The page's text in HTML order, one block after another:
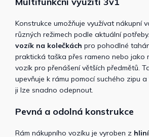
Konstrukce umožňuje využívat nákupní
různých režimech podle aktuální
vozík na kolečkách pro pohodlné
praktická taška přes rameno nebo jako
vozík pro přenášení větších předmětů.
upevňuje k rámu pomocí suchého zipu
ji lze snadno odepnout.
Pevná a odolná konstrukce
Rám nákupního vozíku je vyroben z